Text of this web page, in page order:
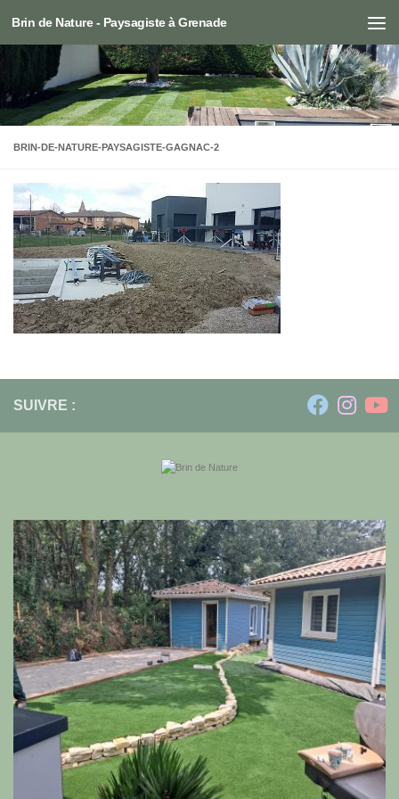
Skip to content
Brin de Nature - Paysagiste à Grenade
BRIN-DE-NATURE-PAYSAGISTE-GAGNAC-2
SUIVRE :